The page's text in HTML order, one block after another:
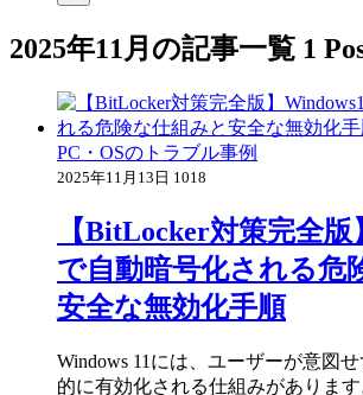
2025年11月 の記事一覧 1
PC・OSのトラブル事例
2025年11月13日 1018
【BitLocker対策完全版
で自動暗号化される危
安全な無効化手順
Windows 11には、ユーザーが意図
的に有効化される仕組みがありま